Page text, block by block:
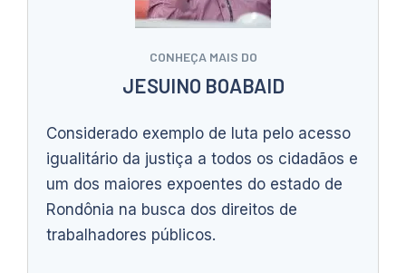
CONHEÇA MAIS DO
JESUINO BOABAID
Considerado exemplo de luta pelo acesso
igualitário da justiça a todos os cidadãos e
um dos maiores expoentes do estado de
Rondônia na busca dos direitos de
trabalhadores públicos.